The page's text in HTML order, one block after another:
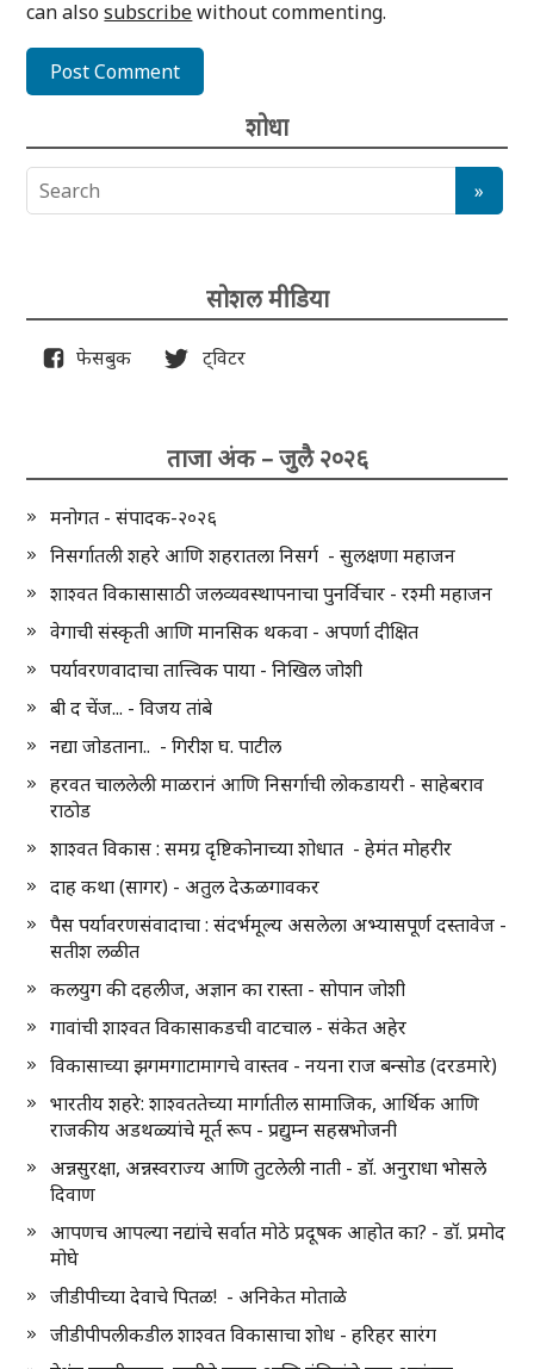
can alsosubscribewithout commenting.
शोधा
सोशल मीडिया
फेसबुक ट्विटर
ताजा अंक – जुलै २०२६
मनोगत - संपादक-२०२६
निसर्गातली शहरे आणि शहरातला निसर्ग - सुलक्षणा महाजन
शाश्वत विकासासाठी जलव्यवस्थापनाचा पुनर्विचार - रश्मी महाजन
वेगाची संस्कृती आणि मानसिक थकवा - अपर्णा दीक्षित
पर्यावरणवादाचा तात्त्विक पाया - निखिल जोशी
बी द चेंज... - विजय तांबे
नद्या जोडताना.. - गिरीश घ. पाटील
हरवत चाललेली माळरानं आणि निसर्गाची लोकडायरी - साहेबराव
राठोड
शाश्वत विकास : समग्र दृष्टिकोनाच्या शोधात - हेमंत मोहरीर
दाह कथा (सागर) - अतुल देऊळगावकर
पैस पर्यावरणसंवादाचा : संदर्भमूल्य असलेला अभ्यासपूर्ण दस्तावेज -
सतीश लळीत
कलयुग की दहलीज, अज्ञान का रास्ता - सोपान जोशी
गावांची शाश्वत विकासाकडची वाटचाल - संकेत अहेर
विकासाच्या झगमगाटामागचे वास्तव - नयना राज बन्सोड (दरडमारे)
भारतीय शहरे: शाश्वततेच्या मार्गातील सामाजिक, आर्थिक आणि
राजकीय अडथळ्यांचे मूर्त रूप - प्रद्युम्न सहस्रभोजनी
अन्नसुरक्षा, अन्नस्वराज्य आणि तुटलेली नाती - डॉ. अनुराधा भोसले
दिवाण
आपणच आपल्या नद्यांचे सर्वात मोठे प्रदूषक आहोत का? - डॉ. प्रमोद
मोघे
जीडीपीच्या देवाचे पितळ! - अनिकेत मोताळे
जीडीपीपलीकडील शाश्वत विकासाचा शोध - हरिहर सारंग